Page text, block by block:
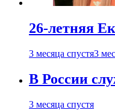
26-летняя
3 месяца спустя3
В России
3 месяца спустя